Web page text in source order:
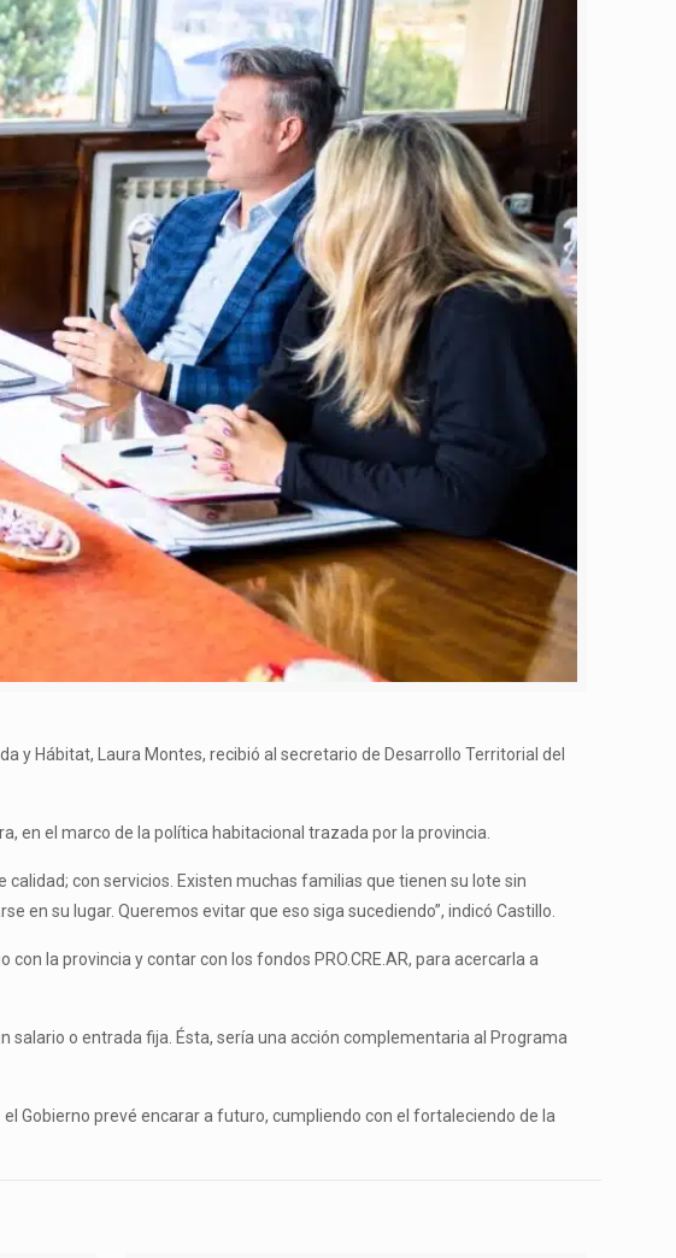
y Hábitat, Laura Montes, recibió al secretario de Desarrollo Territorial del
en el marco de la política habitacional trazada por la provincia.
con servicios. Existen muchas familias que tienen su lote sin
en su lugar. Queremos evitar que eso siga sucediendo”, indicó Castillo.
la provincia y contar con los fondos PRO.CRE.AR, para acercarla a
o entrada fija. Ésta, sería una acción complementaria al Programa
Gobierno prevé encarar a futuro, cumpliendo con el fortaleciendo de la